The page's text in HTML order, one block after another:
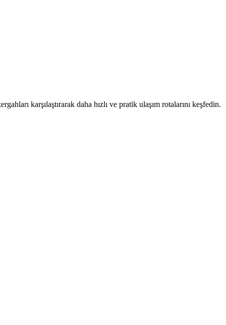
karşılaştırarak daha hızlı ve pratik ulaşım rotalarını keşfedin.